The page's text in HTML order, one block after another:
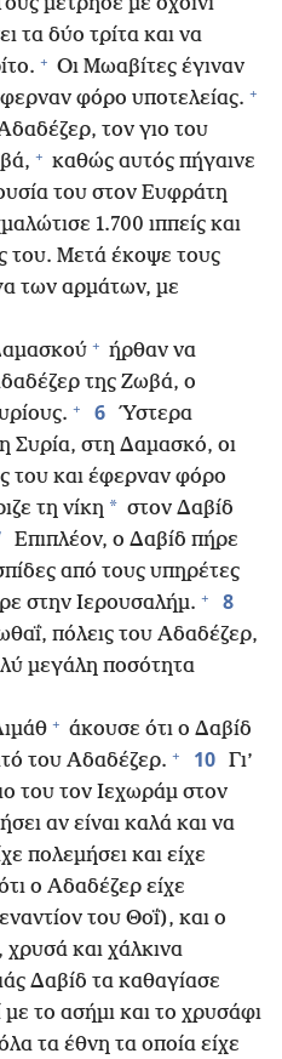
μέτρησε με σχοινί
τα δύο τρίτα και να
+ Οι Μωαβίτες έγιναν
φόρο υποτελείας. +
τον γιο του
+ καθώς αυτός πήγαινε
του στον Ευφράτη
1.700 ιππείς και
του. Μετά έκοψε τους
των αρμάτων, με
+ ήρθαν να
της Ζωβά, ο
+ 6 Ύστερα
Συρία, στη Δαμασκό, οι
του και έφερναν φόρο
τη νίκη * στον Δαβίδ
Επιπλέον, ο Δαβίδ πήρε
από τους υπηρέτες
στην Ιερουσαλήμ. + 8
πόλεις του Αδαδέζερ,
μεγάλη ποσότητα
+ άκουσε ότι ο Δαβίδ
του Αδαδέζερ. + 10 Γι’
του τον Ιεχωράμ στον
αν είναι καλά και να
πολεμήσει και είχε
ο Αδαδέζερ είχε
του Θοΐ), και ο
και χάλκινα
Δαβίδ τα καθαγίασε
το ασήμι και το χρυσάφι
τα έθνη τα οποία είχε